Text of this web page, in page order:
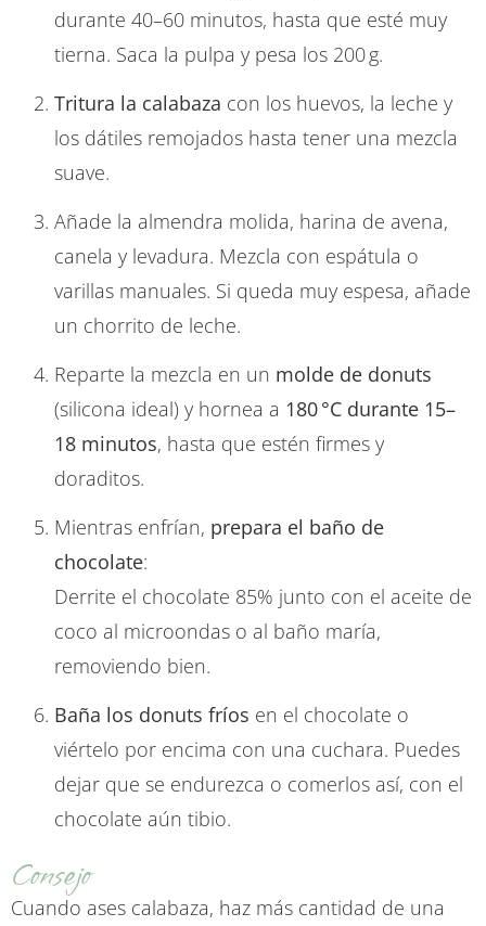
durante 40–60 minutos, hasta que esté muy
tierna. Saca la pulpa y pesa los 200 g.
Tritura la calabaza con los huevos, la leche y
los dátiles remojados hasta tener una mezcla
suave.
Añade la almendra molida, harina de avena,
canela y levadura. Mezcla con espátula o
varillas manuales. Si queda muy espesa, añade
un chorrito de leche.
Reparte la mezcla en un molde de donuts
(silicona ideal) y hornea a 180 °C durante 15–
18 minutos, hasta que estén firmes y
doraditos.
Mientras enfrían, prepara el baño de
chocolate:
Derrite el chocolate 85% junto con el aceite de
coco al microondas o al baño maría,
removiendo bien.
Baña los donuts fríos en el chocolate o
viértelo por encima con una cuchara. Puedes
dejar que se endurezca o comerlos así, con el
chocolate aún tibio.
Consejo
Cuando ases calabaza, haz más cantidad de una